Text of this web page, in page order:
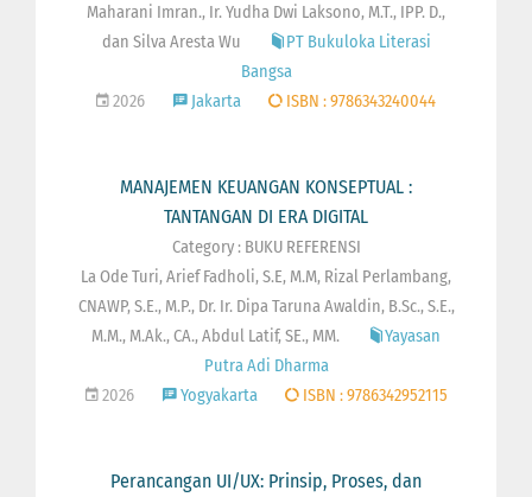
Maharani Imran., Ir. Yudha Dwi Laksono, M.T., IPP. D.,
dan Silva Aresta Wu
PT Bukuloka Literasi
Bangsa
2026
Jakarta ISBN : 9786343240044
MANAJEMEN KEUANGAN KONSEPTUAL :
TANTANGAN DI ERA DIGITAL
Category : BUKU REFERENSI
La Ode Turi, Arief Fadholi, S.E, M.M, Rizal Perlambang,
CNAWP, S.E., M.P., Dr. Ir. Dipa Taruna Awaldin, B.Sc., S.E.,
M.M., M.Ak., CA., Abdul Latif, SE., MM.
Yayasan
Putra Adi Dharma
2026
Yogyakarta ISBN : 9786342952115
Perancangan UI/UX: Prinsip, Proses, dan